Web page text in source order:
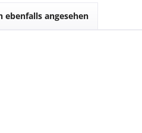
ebenfalls angesehen